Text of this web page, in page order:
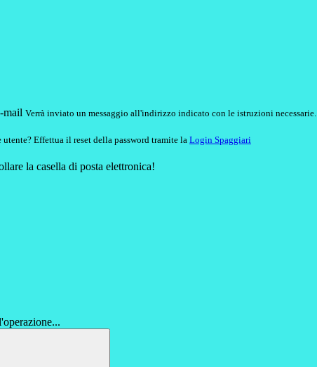
mail Verrà inviato un messaggio all'indirizzo indicato con le istruzioni necessarie.
Effettua il reset della password tramite la Login Spaggiari
la casella di posta elettronica!